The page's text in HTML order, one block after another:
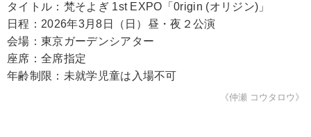
タイトル：梵そよぎ 1st EXPO「0rigin (オリジン)」
日程：2026年3月8日（日）昼・夜２公演
会場：東京ガーデンシアター
座席：全席指定
年齢制限：未就学児童は入場不可
《仲瀬 コウタロウ》